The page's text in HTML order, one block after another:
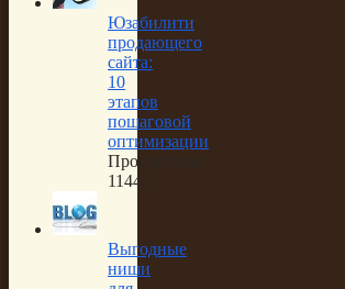
Юзабилити
продающего
сайта:
10
этапов
пошаговой
оптимизации
Просмотров:
11442
Выгодные
ниши